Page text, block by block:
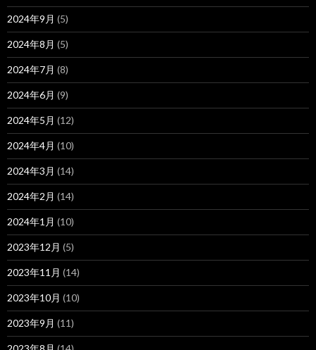
2024年9月 (5)
2024年8月 (5)
2024年7月 (8)
2024年6月 (9)
2024年5月 (12)
2024年4月 (10)
2024年3月 (14)
2024年2月 (14)
2024年1月 (10)
2023年12月 (5)
2023年11月 (14)
2023年10月 (10)
2023年9月 (11)